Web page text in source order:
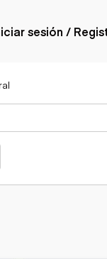
Camiones
volquetes
sesión /